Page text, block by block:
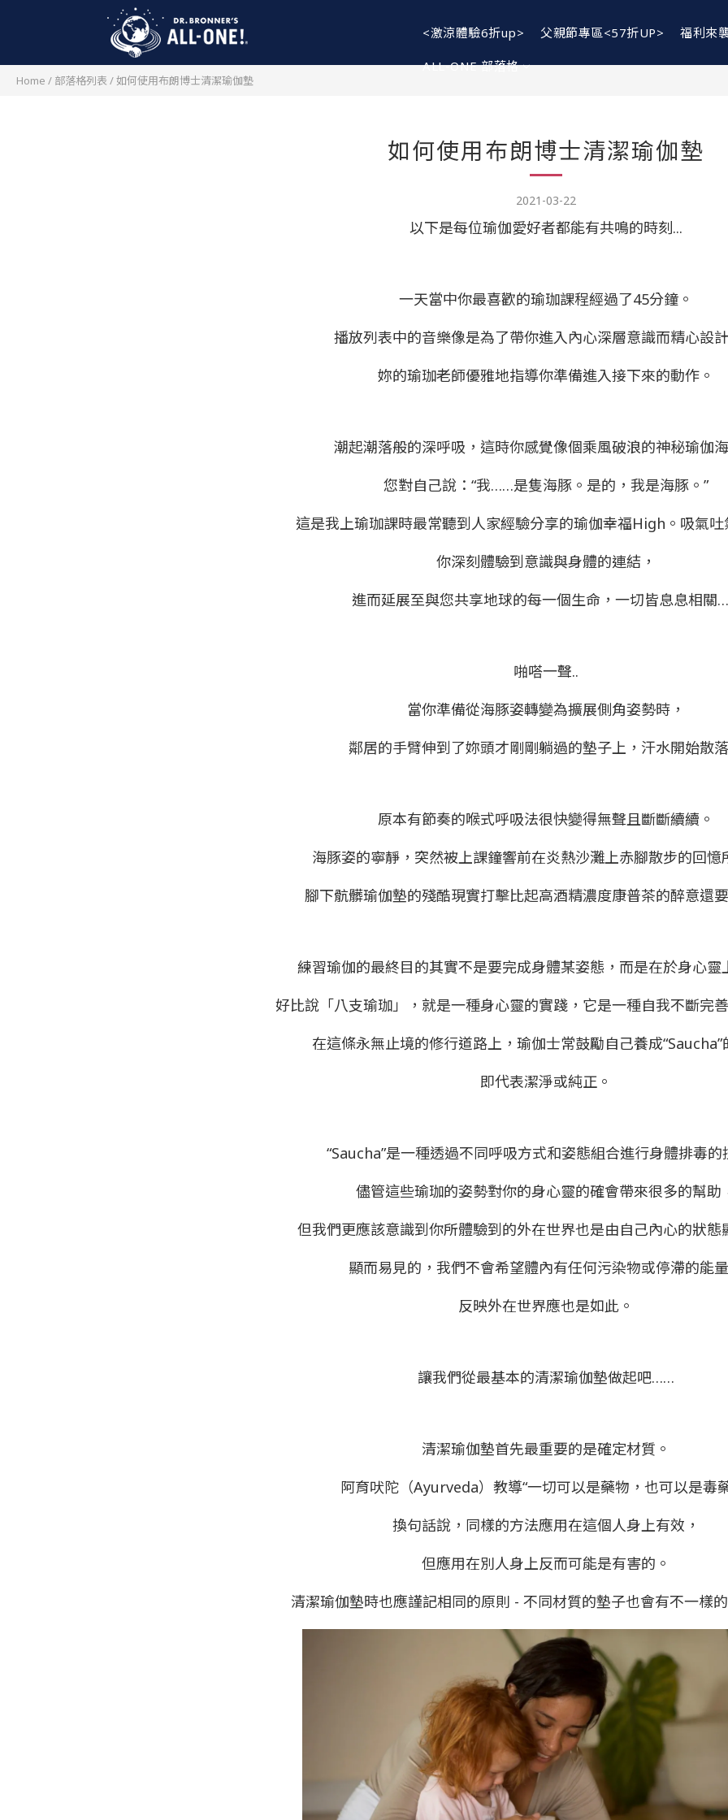
<激涼體驗6折up> 父親節專區<57折UP> 福利來
ALL-ONE 部落格
Home / 部落格列表 /如何使用布朗博士清潔瑜伽墊
如何使用布朗博士清潔瑜伽墊
2021-03-22
以下是每位瑜伽愛好者都能有共鳴的時刻...
一天當中你最喜歡的瑜珈課程經過了45分鐘。
播放列表中的音樂像是為了帶你進入內心深層意識而精心設計
妳的瑜珈老師優雅地指導你準備進入接下來的動作。
潮起潮落般的深呼吸，這時你感覺像個乘風破浪的神秘瑜伽
您對自己說：“我……是隻海豚。是的，我是海豚。”
這是我上瑜珈課時最常聽到人家經驗分享的瑜伽幸福High。吸氣吐
你深刻體驗到意識與身體的連結，
進而延展至與您共享地球的每一個生命，一切皆息息相關
啪嗒一聲..
當你準備從海豚姿轉變為擴展側角姿勢時，
鄰居的手臂伸到了妳頭才剛剛躺過的墊子上，汗水開始散落
原本有節奏的喉式呼吸法很快變得無聲且斷斷續續。
海豚姿的寧靜，突然被上課鐘響前在炎熱沙灘上赤腳散步的回憶
腳下骯髒瑜伽墊的殘酷現實打擊比起高酒精濃度康普茶的醉意還
練習瑜伽的最終目的其實不是要完成身體某姿態，而是在於身心靈
好比說「八支瑜珈」，就是一種身心靈的實踐，它是一種自我不斷完
在這條永無止境的修行道路上，瑜伽士常鼓勵自己養成“Saucha”
即代表潔淨或純正。
“Saucha”是一種透過不同呼吸方式和姿態組合進行身體排毒的
儘管這些瑜珈的姿勢對你的身心靈的確會帶來很多的幫助
但我們更應該意識到你所體驗到的外在世界也是由自己內心的狀態
顯而易見的，我們不會希望體內有任何污染物或停滯的能量
反映外在世界應也是如此。
讓我們從最基本的清潔瑜伽墊做起吧……
清潔瑜伽墊首先最重要的是確定材質。
阿育吠陀（Ayurveda）教導“一切可以是藥物，也可以是毒藥
換句話說，同樣的方法應用在這個人身上有效，
但應用在別人身上反而可能是有害的。
清潔瑜伽墊時也應謹記相同的原則 - 不同材質的墊子也會有不一樣